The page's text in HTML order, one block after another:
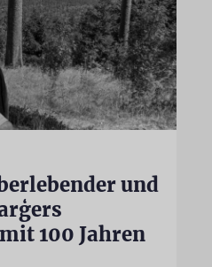
und
100 Jahren